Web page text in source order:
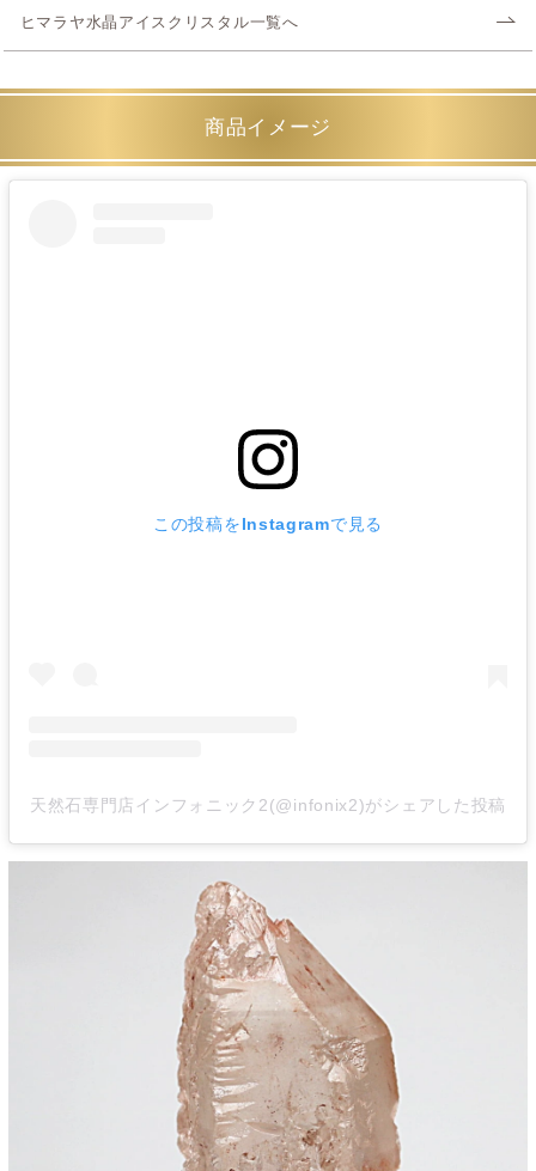
ヒマラヤ水晶アイスクリスタル一覧へ
商品イメージ
この投稿をInstagramで見る
天然石専門店インフォニック2(@infonix2)がシェアした投稿